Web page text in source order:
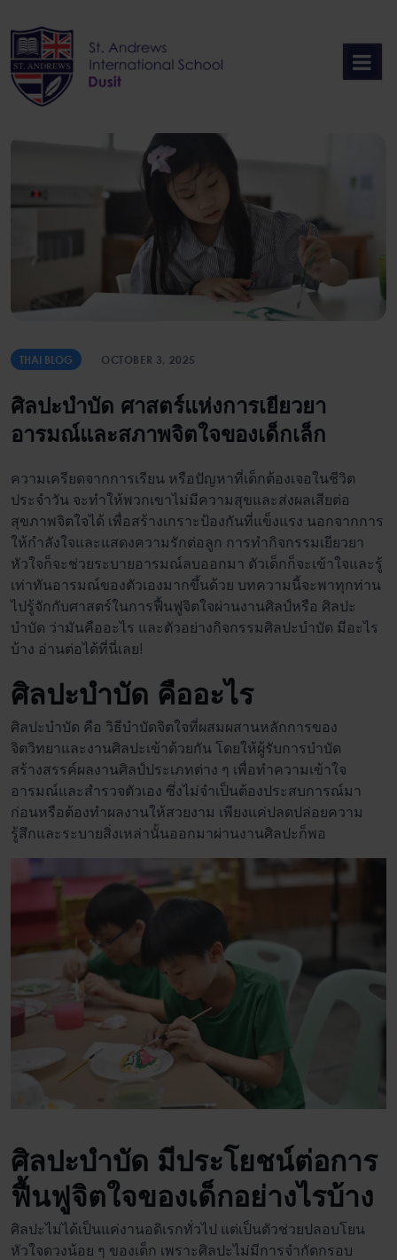
to
content
THAI BLOG OCTOBER 3, 2025
ศิลปะบำบัด ศาสตร์แห่งการเยียวยา
อารมณ์และสภาพจิตใจของเด็กเล็ก
ความเครียดจากการเรียน หรือปัญหาที่เด็กต้องเจอในชีวิต
ประจำวัน จะทำให้พวกเขาไม่มีความสุขและส่งผลเสียต่อ
สุขภาพจิตใจได้ เพื่อสร้างเกราะป้องกันที่แข็งแรง นอกจากการ
ให้กำลังใจและแสดงความรักต่อลูก การทำกิจกรรมเยียวยา
หัวใจก็จะช่วยระบายอารมณ์ลบออกมา ตัวเด็กก็จะเข้าใจและรู้
เท่าทันอารมณ์ของตัวเองมากขึ้นด้วย บทความนี้จะพาทุกท่าน
ไปรู้จักกับศาสตร์ในการฟื้นฟูจิตใจผ่านงานศิลป์หรือ ศิลปะ
บำบัด ว่ามันคืออะไร และตัวอย่างกิจกรรมศิลปะบําบัด มีอะไร
บ้าง อ่านต่อได้ที่นี่เลย!
ศิลปะบำบัด คืออะไร
ศิลปะบำบัด คือ วิธีบำบัดจิตใจที่ผสมผสานหลักการของ
จิตวิทยาและงานศิลปะเข้าด้วยกัน โดยให้ผู้รับการบำบัด
สร้างสรรค์ผลงานศิลป์ประเภทต่าง ๆ เพื่อทำความเข้าใจ
อารมณ์และสำรวจตัวเอง ซึ่งไม่จำเป็นต้องประสบการณ์มา
ก่อนหรือต้องทำผลงานให้สวยงาม เพียงแค่ปลดปล่อยความ
รู้สึกและระบายสิ่งเหล่านั้นออกมาผ่านงานศิลปะก็พอ
ศิลปะบำบัด มีประโยชน์ต่อการ
ฟื้นฟูจิตใจของเด็กอย่างไรบ้าง
ศิลปะไม่ได้เป็นแค่งานอดิเรกทั่วไป แต่เป็นตัวช่วยปลอบโยน
หัวใจดวงน้อย ๆ ของเด็ก เพราะศิลปะไม่มีการจำกัดกรอบ